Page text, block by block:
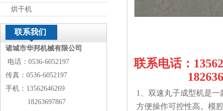
烘干机
联系我们
诸城市华邦机械有限公司
电话：0536-6052197
传真：0536-6052197
手机：13562646269
18263697867
联系电话：
1、双速丸子成型机是
方便操作可控性高。模